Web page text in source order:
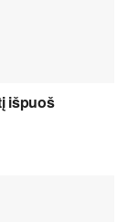
išpuoš